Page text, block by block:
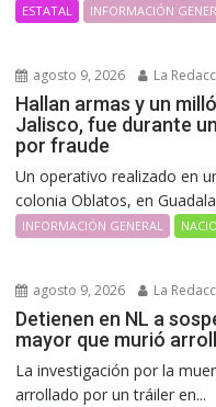
ESTATAL INFORMACIÓN
agosto 9, 2026 La
Hallan armas y un
Jalisco, fue durante
por fraude
Un operativo realizado en
colonia Oblatos, en
INFORMACIÓN GENERAL
agosto 9, 2026 La
Detienen en NL a
mayor que murió
La investigación por la
arrollado por un tráiler en...